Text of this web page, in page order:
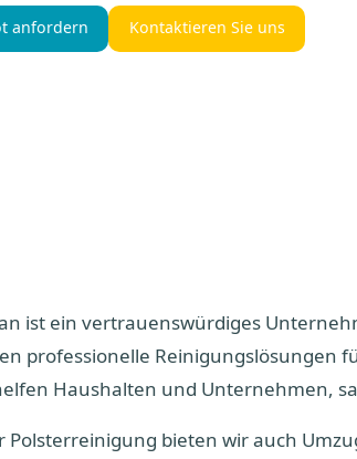
anfordern Kontaktieren Sie uns
ist ein vertrauenswürdiges
professionelle Reinigungslösungen
Haushalten und Unternehmen,
Polsterreinigung bieten wir auch